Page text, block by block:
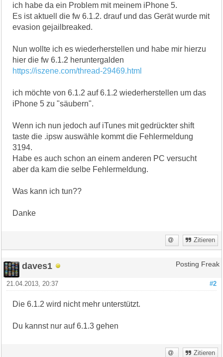
ich habe da ein Problem mit meinem iPhone 5.
Es ist aktuell die fw 6.1.2. drauf und das Gerät wurde mit
evasion gejailbreaked.
Nun wollte ich es wiederherstellen und habe mir hierzu
hier die fw 6.1.2 heruntergalden
https://iszene.com/thread-29469.html
ich möchte von 6.1.2 auf 6.1.2 wiederherstellen um das
iPhone 5 zu "säubern".
Wenn ich nun jedoch auf iTunes mit gedrückter shift
taste die .ipsw auswähle kommt die Fehlermeldung
3194.
Habe es auch schon an einem anderen PC versucht
aber da kam die selbe Fehlermeldung.
Was kann ich tun??
Danke
Zitieren
daves1 Posting Freak
#2
21.04.2013, 20:37
Die 6.1.2 wird nicht mehr unterstützt.
Du kannst nur auf 6.1.3 gehen
Zitieren